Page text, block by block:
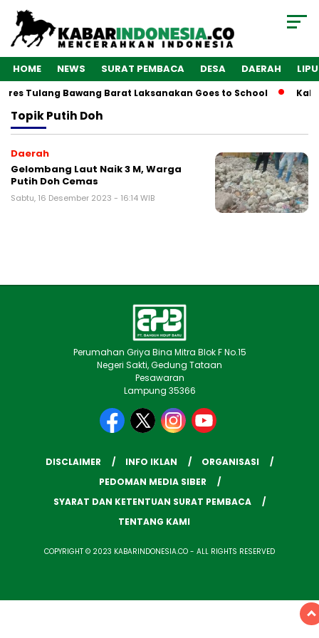
HOME NEWS SURAT PEMBACA DESA DAERAH
Tulang Bawang Barat Laksanakan Goes to School
TopikPutih Doh
Daerah
Gelombang Laut Naik 3 M, Warga
Putih Doh Cemas
Sabtu, 16 Desember 2023 - 16:14 WIB
Perumahan Griya Bina Mitra Blok F No.15
Negeri Sakti, Gedung Tataan
Pesawaran
Lampung 35366
DISCLAIMER INFO IKLAN
ORGANISASI
PEDOMAN MEDIA SIBER
SYARAT DAN KETENTUAN SURAT PEMBACA
TENTANG KAMI
COPYRIGHT © 2023 KABARINDONESIA.CO - ALL RIGHTS RESERVED